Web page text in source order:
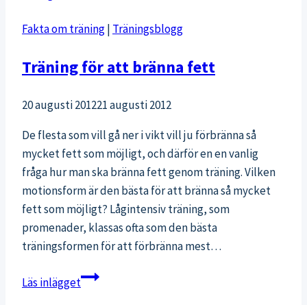
Fakta om träning| Träningsblogg
Träning för att bränna fett
20 augusti 201221 augusti 2012
De flesta som vill gå ner i vikt vill ju förbränna så
mycket fett som möjligt, och därför en en vanlig
fråga hur man ska bränna fett genom träning. Vilken
motionsform är den bästa för att bränna så mycket
fett som möjligt? Lågintensiv träning, som
promenader, klassas ofta som den bästa
träningsformen för att förbränna mest…
Läs inläggetTräning